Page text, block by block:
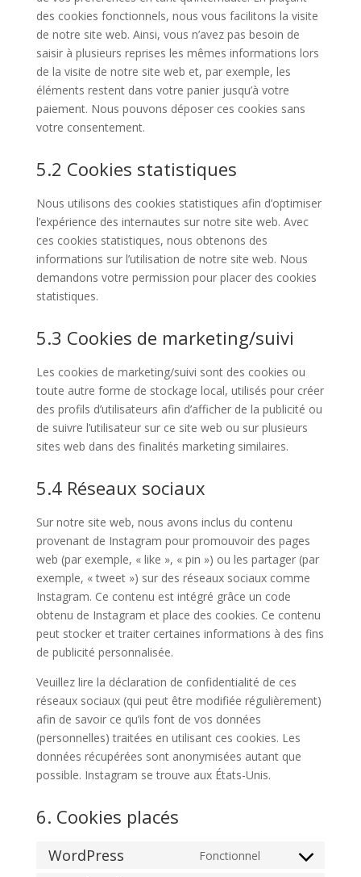
des cookies fonctionnels, nous vous facilitons la visite
de notre site web. Ainsi, vous n’avez pas besoin de
saisir à plusieurs reprises les mêmes informations lors
de la visite de notre site web et, par exemple, les
éléments restent dans votre panier jusqu’à votre
paiement. Nous pouvons déposer ces cookies sans
votre consentement.
5.2 Cookies statistiques
Nous utilisons des cookies statistiques afin d’optimiser
l’expérience des internautes sur notre site web. Avec
ces cookies statistiques, nous obtenons des
informations sur l’utilisation de notre site web. Nous
demandons votre permission pour placer des cookies
statistiques.
5.3 Cookies de marketing/suivi
Les cookies de marketing/suivi sont des cookies ou
toute autre forme de stockage local, utilisés pour créer
des profils d’utilisateurs afin d’afficher de la publicité ou
de suivre l’utilisateur sur ce site web ou sur plusieurs
sites web dans des finalités marketing similaires.
5.4 Réseaux sociaux
Sur notre site web, nous avons inclus du contenu
provenant de Instagram pour promouvoir des pages
web (par exemple, « like », « pin ») ou les partager (par
exemple, « tweet ») sur des réseaux sociaux comme
Instagram. Ce contenu est intégré grâce un code
obtenu de Instagram et place des cookies. Ce contenu
peut stocker et traiter certaines informations à des fins
de publicité personnalisée.
Veuillez lire la déclaration de confidentialité de ces
réseaux sociaux (qui peut être modifiée régulièrement)
afin de savoir ce qu’ils font de vos données
(personnelles) traitées en utilisant ces cookies. Les
données récupérées sont anonymisées autant que
possible. Instagram se trouve aux États-Unis.
6. Cookies placés
WordPress Fonctionnel
Consent